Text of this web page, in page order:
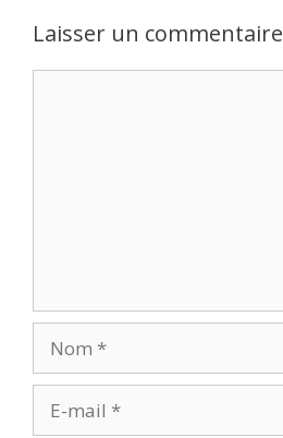
Laisser un commentaire
mail